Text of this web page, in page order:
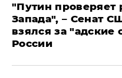
"Путин проверяет
Запада", – Сенат
взялся за "адские
России